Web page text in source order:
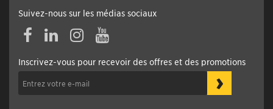
Suivez-nous sur les médias sociaux
Inscrivez-vous pour recevoir des offres et des promotions
›